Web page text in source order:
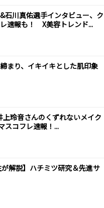
石川真佑選手インタビュー、ク
速報も！ X美容トレンド...
まり、イキイキとした肌印象
玲音さんのくずれないメイク
スコフレ速報！...
が解説】ハチミツ研究＆先進サ